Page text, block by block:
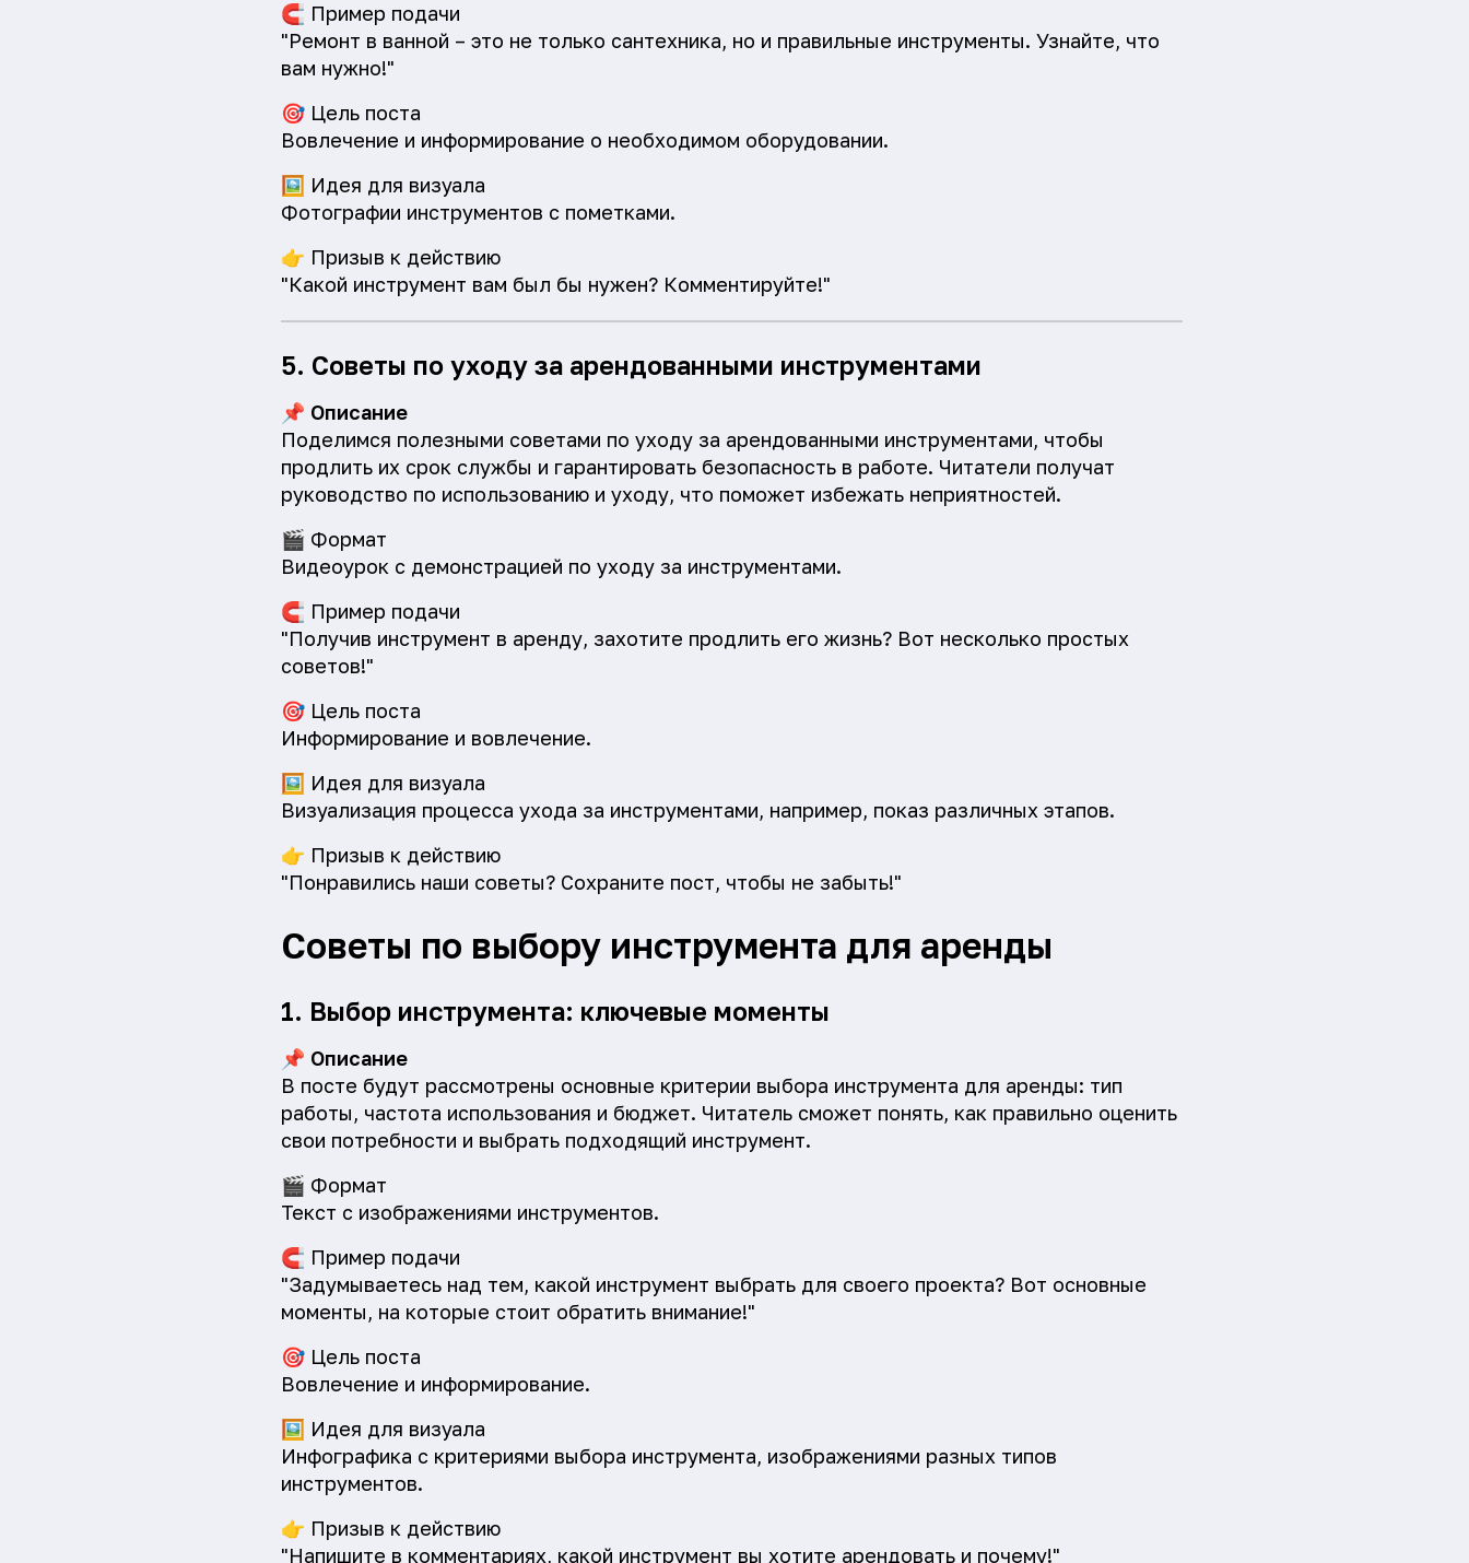
🧲 Пример подачи
"Ремонт в ванной – это не только сантехника, но и правильные инструменты. Узнайте, что
вам нужно!"
🎯 Цель поста
Вовлечение и информирование о необходимом оборудовании.
🖼️ Идея для визуала
Фотографии инструментов с пометками.
👉 Призыв к действию
"Какой инструмент вам был бы нужен? Комментируйте!"
5. Советы по уходу за арендованными инструментами
📌 Описание
Поделимся полезными советами по уходу за арендованными инструментами, чтобы
продлить их срок службы и гарантировать безопасность в работе. Читатели получат
руководство по использованию и уходу, что поможет избежать неприятностей.
🎬 Формат
Видеоурок с демонстрацией по уходу за инструментами.
🧲 Пример подачи
"Получив инструмент в аренду, захотите продлить его жизнь? Вот несколько простых
советов!"
🎯 Цель поста
Информирование и вовлечение.
🖼️ Идея для визуала
Визуализация процесса ухода за инструментами, например, показ различных этапов.
👉 Призыв к действию
"Понравились наши советы? Сохраните пост, чтобы не забыть!"
Советы по выбору инструмента для аренды
1. Выбор инструмента: ключевые моменты
📌 Описание
В посте будут рассмотрены основные критерии выбора инструмента для аренды: тип
работы, частота использования и бюджет. Читатель сможет понять, как правильно оценить
свои потребности и выбрать подходящий инструмент.
🎬 Формат
Текст с изображениями инструментов.
🧲 Пример подачи
"Задумываетесь над тем, какой инструмент выбрать для своего проекта? Вот основные
моменты, на которые стоит обратить внимание!"
🎯 Цель поста
Вовлечение и информирование.
🖼️ Идея для визуала
Инфографика с критериями выбора инструмента, изображениями разных типов
инструментов.
👉 Призыв к действию
"Напишите в комментариях, какой инструмент вы хотите арендовать и почему!"